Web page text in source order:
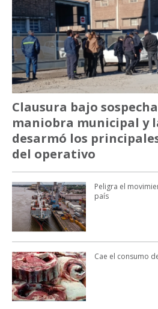
Clausura bajo
maniobra municipal y
desarmó los
del operativo
Peligra el
país
Cae el consumo